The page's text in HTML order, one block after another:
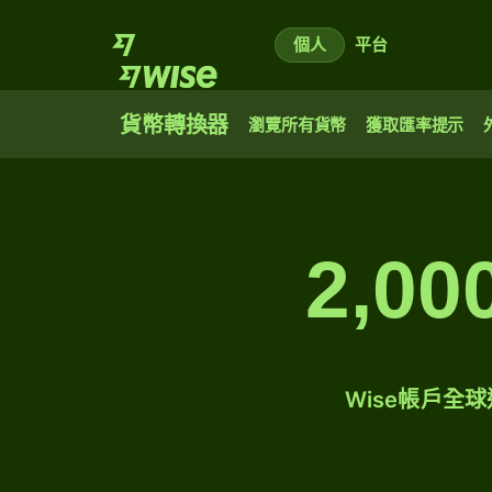
個人 平台
貨幣轉換器 瀏覽所有貨幣 獲取匯率提示
Wise帳戶全球